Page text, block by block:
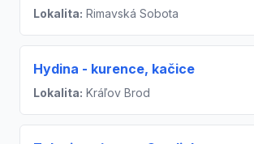
Lokalita: Rimavská Sobota
Hydina - kurence, kačice
Lokalita: Kráľov Brod